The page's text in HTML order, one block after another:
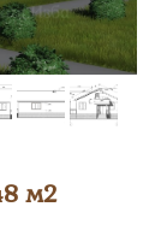
м2